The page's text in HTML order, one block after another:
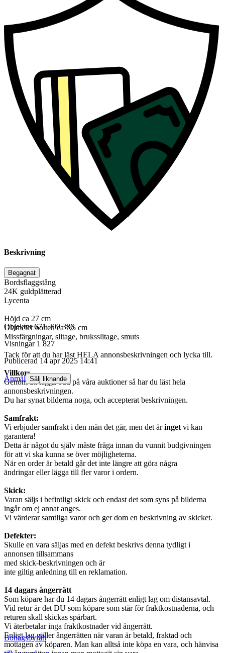
Beskrivning
Begagnat
Bordsflaggstång
24K guldplätterad
Lycenta
Höjd ca 27 cm
Diameter botten ca 7,5 cm
Missfärgningar, slitage, bruksslitage, smuts
Tack för att du har läst HELA annonsbeskrivningen och lycka till.
Villkor:
Genom att lägga bud på våra auktioner så har du läst hela
annonsbeskrivningen.
Du har synat bilderna noga, och accepterat beskrivningen.
Samfrakt:
Vi erbjuder samfrakt i den mån det går, men det äringet vi kan
garantera!
Detta är något du själv måste fråga innan du vunnit budgivningen
för att vi ska kunna se över möjligheterna.
När en order är betald går det inte längre att göra några
ändringar eller lägga till fler varor i ordern.
Skick:
Varan säljs i befintligt skick och endast det som syns på bilderna
ingår om ej annat anges.
Vi värderar samtliga varor och ger dom en beskrivning av skicket.
Defekter:
Skulle en vara säljas med en defekt beskrivs denna tydligt i
annonsen tillsammans
med skick-beskrivningen och är
inte giltig anledning till en reklamation.
14 dagars ångerrätt
Som köpare har du 14 dagars ångerrätt enligt lag om distansavtal.
Vid retur är det DU som köpare som står för fraktkostnaderna, och
returen skall skickas spårbart.
Vi återbetalar inga fraktkostnader vid ångerrätt.
Enligt lag gäller ångerrätten när varan är betald, fraktad och
mottagen av köparen. Man kan alltså inte köpa en vara, och hänvisa
Objektnr 671 209 386
Visningar 1 827
Publicerad 14 apr 2025 14:41
Anmäl Sälj liknande
Bohagsbyrån